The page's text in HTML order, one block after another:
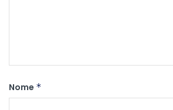
Nome *